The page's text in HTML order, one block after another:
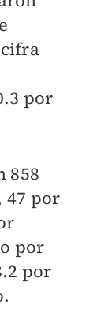
por
858
47 por
por
por